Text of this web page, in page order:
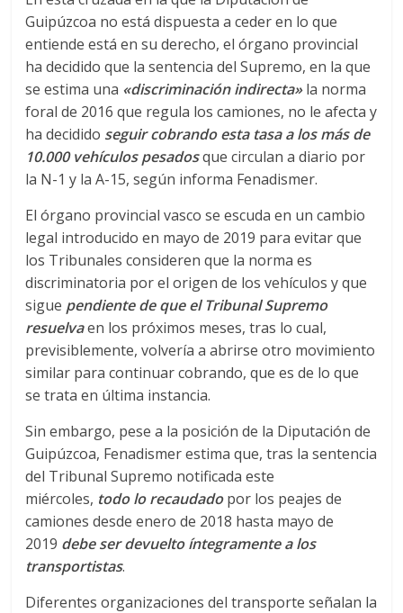
n
s
p
o
r
t
e
d
e
E
q
u
Guipúzcoa no está dispuesta a ceder en lo que
entiende está en su derecho, el órgano provincial
ha decidido que la sentencia del Supremo, en la que
se estima una «discriminación indirecta» la norma
foral de 2016 que regula los camiones, no le afecta y
ha decidido seguir cobrando esta tasa a los más de
10.000 vehículos pesadosque circulan a diario por
la N-1 y la A-15, según informa Fenadismer.
El órgano provincial vasco se escuda en un cambio
legal introducido en mayo de 2019 para evitar que
los Tribunales consideren que la norma es
discriminatoria por el origen de los vehículos y que
sigue pendiente de que el Tribunal Supremo
resuelvaen los próximos meses, tras lo cual,
previsiblemente, volvería a abrirse otro movimiento
similar para continuar cobrando, que es de lo que
se trata en última instancia.
Sin embargo, pese a la posición de la Diputación de
Guipúzcoa, Fenadismer estima que, tras la sentencia
del Tribunal Supremo notificada este
miércoles, todo lo recaudadopor los peajes de
camiones desde enero de 2018 hasta mayo de
2019 debe ser devuelto íntegramente a los
transportistas.
Diferentes organizaciones del transporte señalan la